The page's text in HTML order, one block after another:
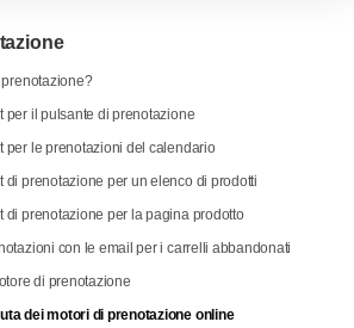
per il pulsante di prenotazione
per le prenotazioni del calendario
di prenotazione per un elenco di prodotti
di prenotazione per la pagina prodotto
con le email per i carrelli abbandonati
di prenotazione
dei motori di prenotazione online